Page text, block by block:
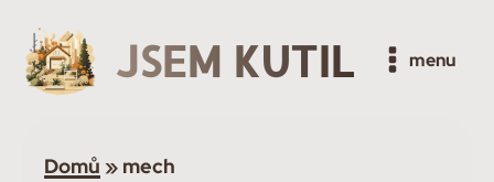
JSEM KUTIL menu
Domů » mech